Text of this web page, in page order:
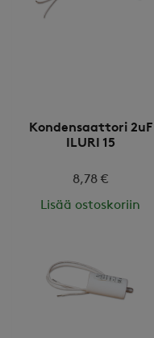
Kondensaattori 2uF
ILURI 15
8,78 €
Lisää ostoskoriin